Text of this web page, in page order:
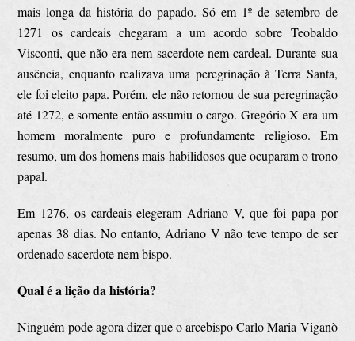
mais longa da história do papado. Só em 1º de setembro de
1271 os cardeais chegaram a um acordo sobre Teobaldo
Visconti, que não era nem sacerdote nem cardeal. Durante sua
ausência, enquanto realizava uma peregrinação à Terra Santa,
ele foi eleito papa. Porém, ele não retornou de sua peregrinação
até 1272, e somente então assumiu o cargo. Gregório X era um
homem moralmente puro e profundamente religioso. Em
resumo, um dos homens mais habilidosos que ocuparam o trono
papal.
Em 1276, os cardeais elegeram Adriano V, que foi papa por
apenas 38 dias. No entanto, Adriano V não teve tempo de ser
ordenado sacerdote nem bispo.
Qual é a lição da história?
Ninguém pode agora dizer que o arcebispo Carlo Maria Viganò